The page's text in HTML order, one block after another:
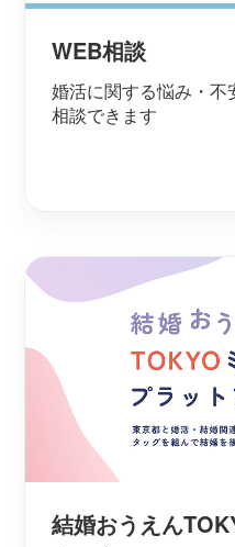
WEB相談
婚活に関する悩み・
相談できます
結婚おうえん